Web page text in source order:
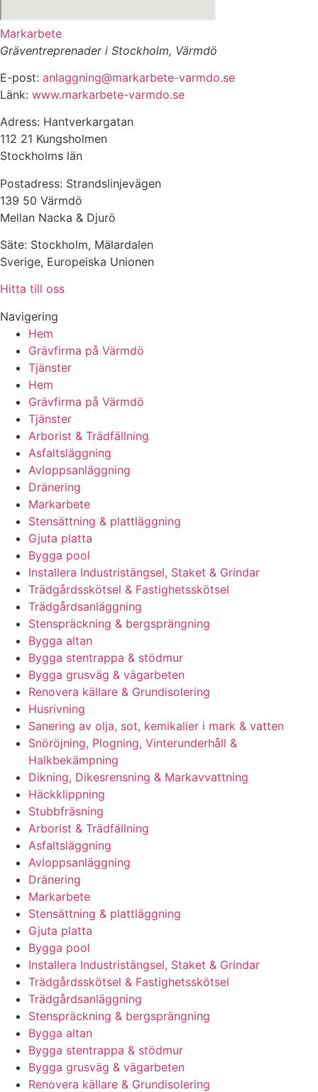
Markarbete
Gräventreprenader i Stockholm, Värmdö
E-post: anlaggning@markarbete-varmdo.se
Länk: www.markarbete-varmdo.se
Adress: Hantverkargatan
112 21 Kungsholmen
Stockholms län
Postadress: Strandslinjevägen
139 50 Värmdö
Mellan Nacka & Djurö
Säte: Stockholm, Mälardalen
Sverige, Europeiska Unionen
Hitta till oss
Navigering
Hem
Grävfirma på Värmdö
Tjänster
Hem
Grävfirma på Värmdö
Tjänster
Arborist & Trädfällning
Asfaltsläggning
Avloppsanläggning
Dränering
Markarbete
Stensättning & plattläggning
Gjuta platta
Bygga pool
Installera Industristängsel, Staket & Grindar
Trädgårdsskötsel & Fastighetsskötsel
Trädgårdsanläggning
Stenspräckning & bergsprängning
Bygga altan
Bygga stentrappa & stödmur
Bygga grusväg & vägarbeten
Renovera källare & Grundisolering
Husrivning
Sanering av olja, sot, kemikalier i mark & vatten
Snöröjning, Plogning, Vinterunderhåll &
Halkbekämpning
Dikning, Dikesrensning & Markavvattning
Häckklippning
Stubbfräsning
Arborist & Trädfällning
Asfaltsläggning
Avloppsanläggning
Dränering
Markarbete
Stensättning & plattläggning
Gjuta platta
Bygga pool
Installera Industristängsel, Staket & Grindar
Trädgårdsskötsel & Fastighetsskötsel
Trädgårdsanläggning
Stenspräckning & bergsprängning
Bygga altan
Bygga stentrappa & stödmur
Bygga grusväg & vägarbeten
Renovera källare & Grundisolering